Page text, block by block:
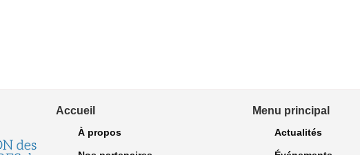
Accueil
À propos
Menu principal
Actualités